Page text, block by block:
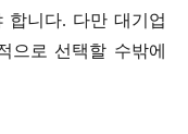
합니다. 다만 대기업
으로 선택할 수밖에